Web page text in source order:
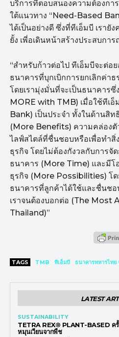
บริการที่ตอบสนองความต้องกา
ใต้แนวทาง “Need-Based
ได้เป็นอย่างดี ซึ่งที่ทีเอ็มบี เรา
ยั้ง เพี่อเดินหน้าสร้างประสบกา
“สำหรับก้าวต่อไป ทีเอ็มบีจะต่อ
ธนาคารที่บุกเบิกการยกเลิกค่า
โดยเรามุ่งมั่นที่จะเป็นธนาคาร
MORE with TMB) เมื่อใช้ทีเ
Bank) เป็นประจำ ทั้งในด้านสิ
(More Benefits) ความคล่องตั
ไลฟ์สไตล์ที่ชื่นชอบหรือเพื่อทำ
ธุรกิจ โดยไม่ต้องกังวลกับการจั
ธนาคาร (More Time) และมีโ
ธุรกิจ (More Possibilities) โด
ธนาคารที่ลูกค้าได้ใช้และชื่นช
เราจนต้องบอกต่อ (The Most
Thailand)”
TAGS TMB ทีเอ็มบี ธนาคารทหารไทย
LATEST
SUSTAINABILITY
TETRA REX® PLANT-BASED ค
หมุนเวียนจากพืช